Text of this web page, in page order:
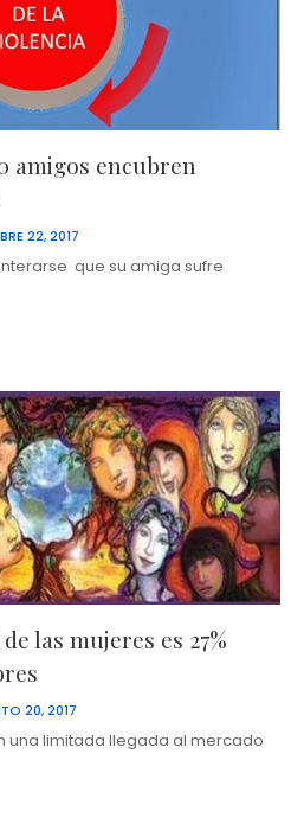
amigos encubren
22, 2017
que su amiga sufre
las mujeres es 27%
20, 2017
una limitada llegada al mercado